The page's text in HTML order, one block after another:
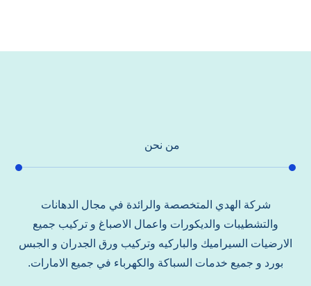
من نحن
شركة الهدي المتخصصة والرائدة في مجال الدهانات
والتشطيبات والديكورات واعمال الاصباغ و تركيب جميع
الارضيات السيراميك والباركيه وتركيب ورق الجدران و الجبس
بورد و جميع خدمات السباكة والكهرباء في جميع الامارات.